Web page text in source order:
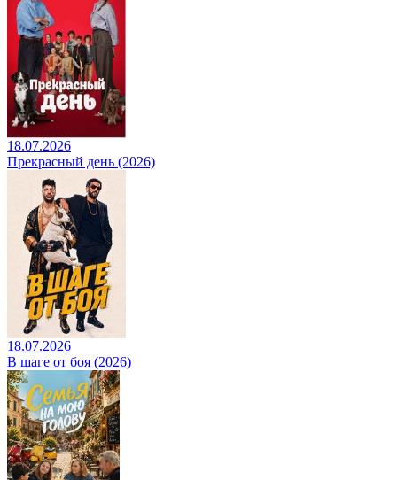
18.07.2026
Прекрасный день (2026)
18.07.2026
В шаге от боя (2026)